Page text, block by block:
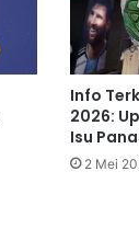
Info
2026:
Isu
2 Mei